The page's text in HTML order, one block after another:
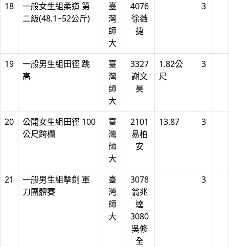
18
一般女生組柔道 第
二級(48.1~52公斤)
臺
灣
師
大
4076
徐薇
捷
3
19
一般男生組田徑 跳
高
臺
灣
師
大
3327
謝文
昊
1.82公
尺
3
20
公開女生組田徑 100
公尺跨欄
臺
灣
師
大
2101
易柏
安
13.87 3
21
一般男生組擊劍 軍
刀團體賽
臺
灣
師
大
3078
翁兆
逵
3080
吳修
全
3